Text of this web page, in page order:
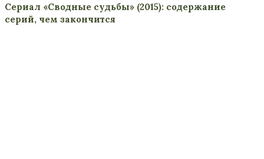
Сериал «Сводные судьбы» (2015): содержание
серий, чем закончится